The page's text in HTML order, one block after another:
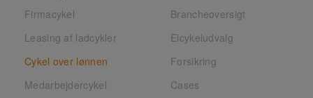
Firmacykel
Leasing af ladcykler
Cykel over lønnen
Medarbejdercykel
Brancheoversigt
Elcykeludvalg
Forsikring
Cases